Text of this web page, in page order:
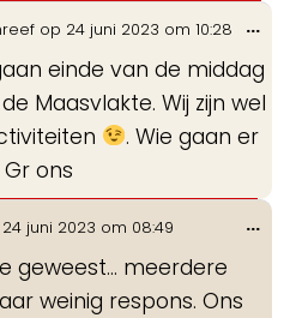
op 24 juni 2023 om 10:28
einde van de middag
Maasvlakte. Wij zijn wel
. Wie gaan er
ons
...
24 juni 2023 om 08:49
geweest… meerdere
weinig respons. Ons
...